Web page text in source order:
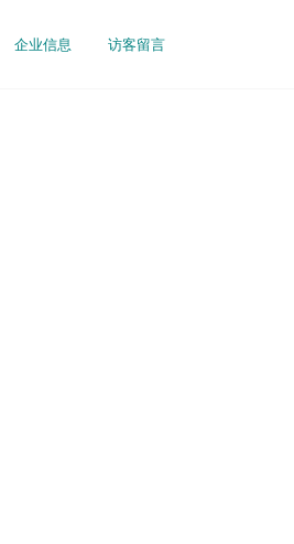
企业信息 访客留言